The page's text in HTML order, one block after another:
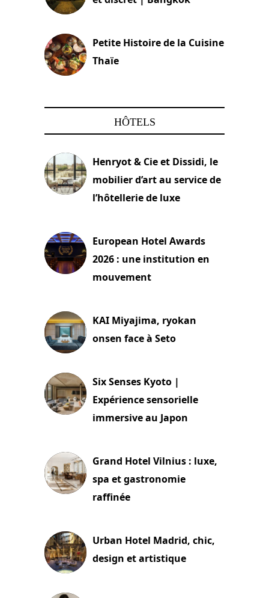
Petite Histoire de la Cuisine
Thaïe
HÔTELS
Henryot & Cie et Dissidi, le
mobilier d’art au service de
l’hôtellerie de luxe
European Hotel Awards
2026 : une institution en
mouvement
KAI Miyajima, ryokan
onsen face à Seto
Six Senses Kyoto |
Expérience sensorielle
immersive au Japon
Grand Hotel Vilnius : luxe,
spa et gastronomie
raffinée
Urban Hotel Madrid, chic,
design et artistique